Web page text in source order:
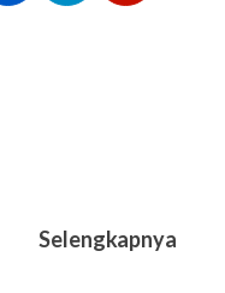
Selengkapnya